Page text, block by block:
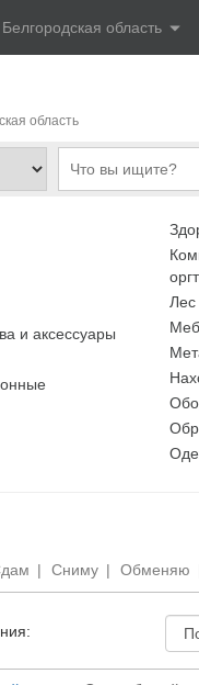
Белгородская область
область
и аксессуары
Лес
| Сниму | Обменяю